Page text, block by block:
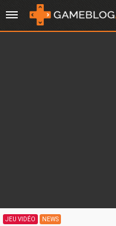
JEU VIDÉO NEWS